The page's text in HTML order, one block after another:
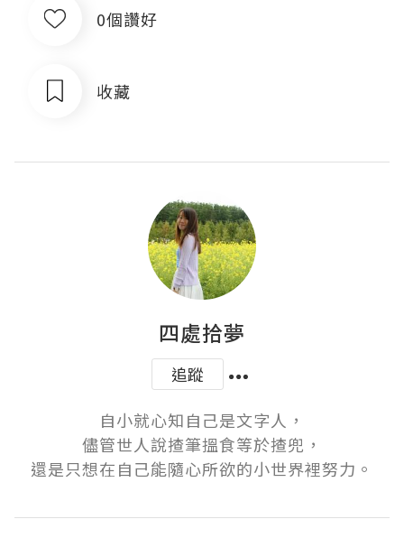
0個讚好
收藏
四處拾夢
追蹤
自小就心知自己是文字人，
儘管世人說揸筆搵食等於揸兜，
還是只想在自己能隨心所欲的小世界裡努力。